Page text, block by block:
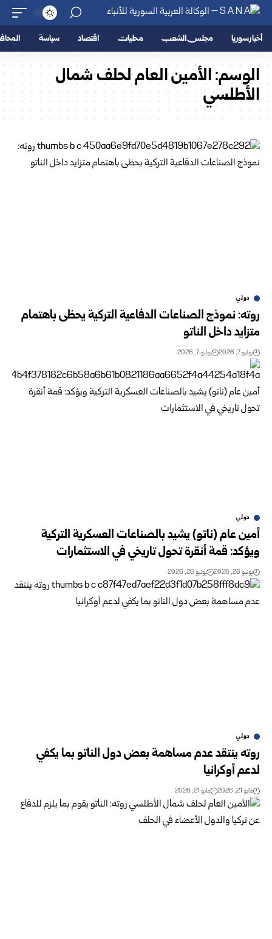
أخبار سوريا مجلس الشعب محليات اقتصاد سياسة
الوسم:الأمين العام لحلف شمال
الأطلسي
دولي
روته: نموذج الصناعات الدفاعية التركية يحظى باهتمام
متزايد داخل الناتو
يوليو 7, 2026 يوليو 7, 2026
دولي
أمين عام (ناتو) يشيد بالصناعات العسكرية التركية
ويؤكد: قمة أنقرة تحول تاريخي في الاستثمارات
يونيو 26, 2026 يونيو 26, 2026
دولي
روته ينتقد عدم مساهمة بعض دول الناتو بما يكفي
لدعم أوكرانيا
مايو 21, 2026 مايو 21, 2026